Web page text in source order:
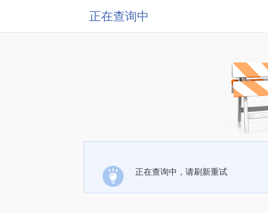
正在查询中
正在查询中，请刷新重试